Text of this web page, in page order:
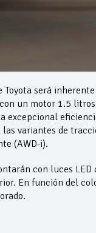
será
un motor 1.5
excepcional
variantes de
(AWD-i).
con luces
En función del